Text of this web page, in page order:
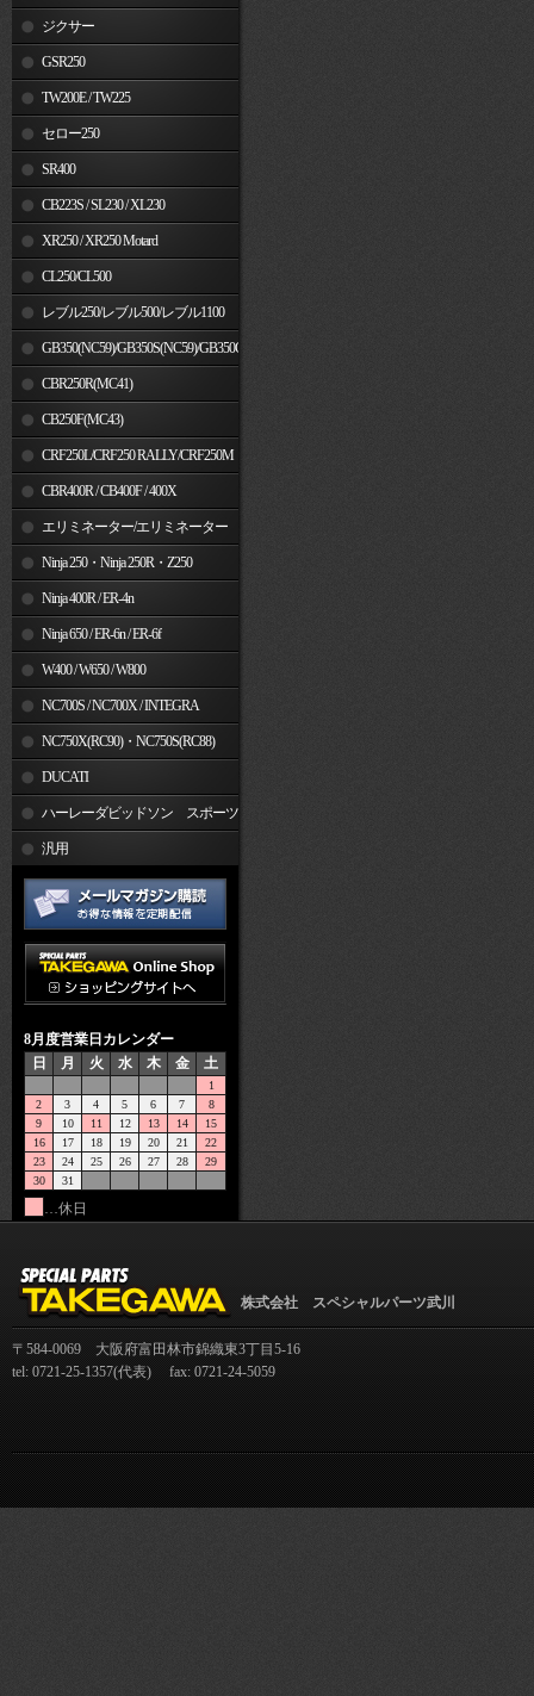
ジクサー
GSR250
TW200E / TW225
セロー250
SR400
CB223S / SL230 / XL230
XR250 / XR250 Motard
CL250/CL500
レブル250/レブル500/レブル1100
GB350(NC59)/GB350S(NC59)/GB350C(NC64)
CBR250R(MC41)
CB250F(MC43)
CRF250L/CRF250 RALLY/CRF250M
CBR400R / CB400F / 400X
エリミネーター/エリミネーター
SE Ninja 250・Ninja 250R・Z250
Ninja 400R / ER-4n
Ninja 650 / ER-6n / ER-6f
W400 / W650 / W800
NC700S / NC700X / INTEGRA
NC750X(RC90)・NC750S(RC88)
DUCATI
ハーレーダビッドソン スポーツ
スター汎用
8月度営業日カレンダー
日
月 火 水 木 金 土
1
2
3 4 5 6 7
8
9
10 11 12 13 14
15
16
17 18 19 20 21
22
23
24 25 26 27 28
29
30
31
…休日
株式会社 スペシャルパーツ武川
〒584-0069 大阪府富田林市錦織東3丁目5-16
tel: 0721-25-1357(代表) fax: 0721-24-5059